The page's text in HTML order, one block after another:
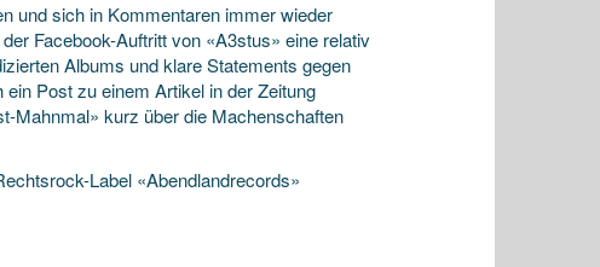
und sich in Kommentaren immer wieder
Facebook-Auftritt von «A3stus» eine relativ
Albums und klare Statements gegen
Post zu einem Artikel in der Zeitung
Mahnmal» kurz über die Machenschaften
Label «Abendlandrecords»